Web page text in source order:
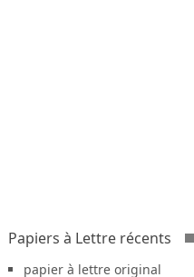
Papiers à Lettre récents
papier à lettre original